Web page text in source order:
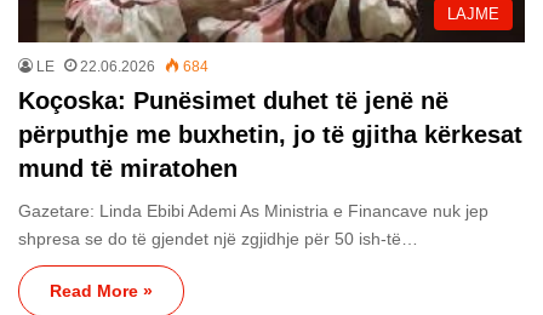
LAJME
LE 22.06.2026 684
Koçoska: Punësimet duhet të jenë në
përputhje me buxhetin, jo të gjitha kërkesat
mund të miratohen
Gazetare: Linda Ebibi Ademi As Ministria e Financave nuk jep
shpresa se do të gjendet një zgjidhje për 50 ish-të…
Read More »